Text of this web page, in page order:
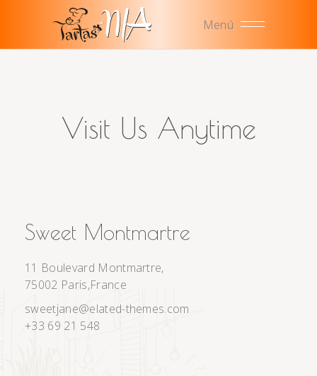
Menú
Visit Us Anytime
Sweet Montmartre
11 Boulevard Montmartre,
75002 Paris,France
sweetjane@elated-themes.com
+33 69 21 548